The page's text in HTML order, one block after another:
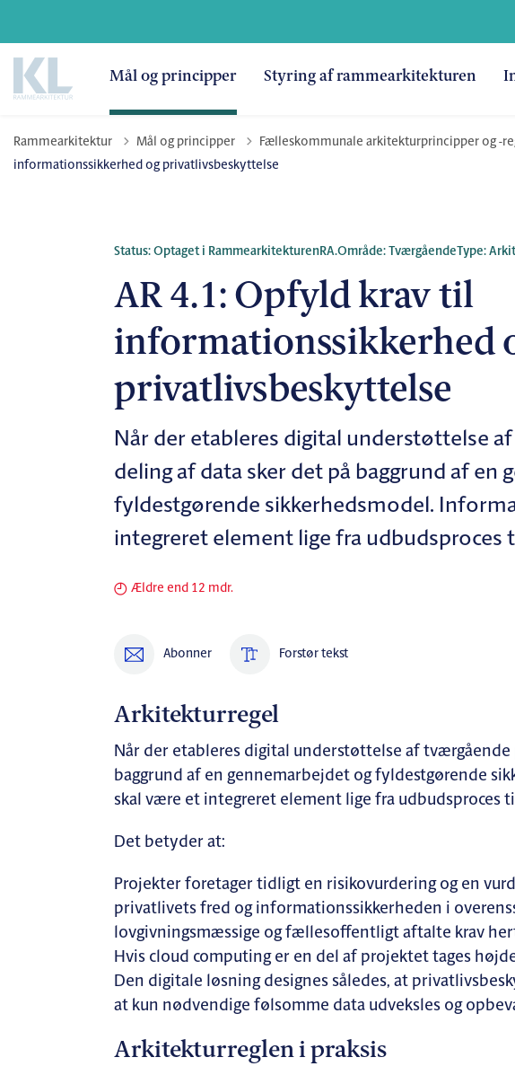
Mål og principper Styring af rammearkitekturen
Rammearkitektur Mål og principper Fælleskommunale arkitekturprincipper og -
informationssikkerhed og privatlivsbeskyttelse
Status: Optaget i RammearkitekturenRA.Område: TværgåendeType:
AR 4.1: Opfyld krav til
informationssikkerhed
privatlivsbeskyttelse
Når der etableres digital understøttelse
deling af data sker det på baggrund af en
fyldestgørende sikkerhedsmodel.
integreret element lige fra udbudsproces
Ældre end 12 mdr.
Abonner Forstør tekst
Arkitekturregel
Når der etableres digital understøttelse af tværgående
baggrund af en gennemarbejdet og fyldestgørende
skal være et integreret element lige fra udbudsproces
Det betyder at:
Projekter foretager tidligt en risikovurdering og en
privatlivets fred og informationssikkerheden i
lovgivningsmæssige og fællesoffentligt aftalte krav
Hvis cloud computing er en del af projektet tages
Den digitale løsning designes således, at
at kun nødvendige følsomme data udveksles og
Arkitekturreglen i praksis